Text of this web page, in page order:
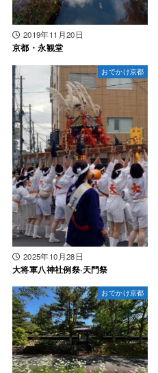
2019年11月20日
京都・永観堂
おでかけ京都
2025年10月28日
大将軍八神社例祭·天門祭
おでかけ京都